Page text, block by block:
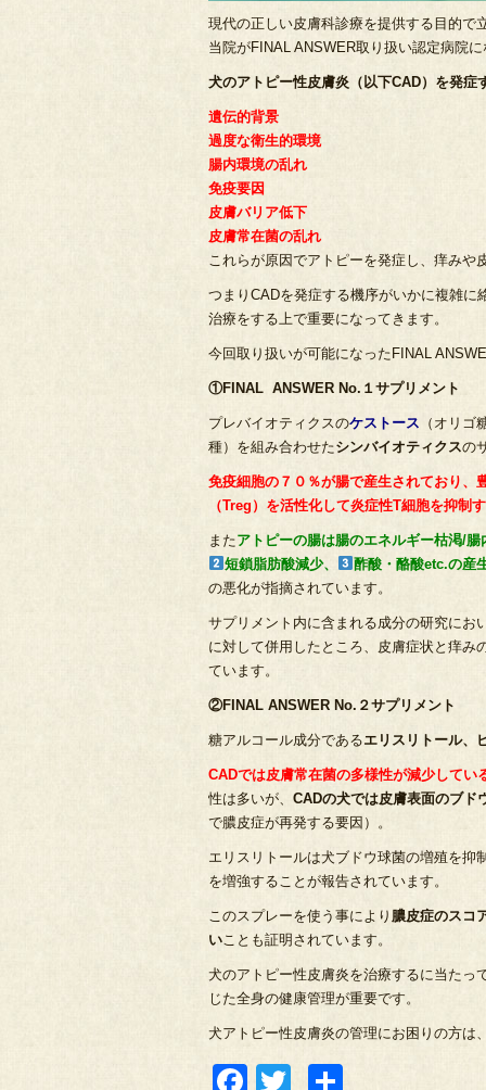
現代の正しい皮膚科診療を提供する目的で
当院がFINAL ANSWER取り扱い認定病院
犬のアトピー性皮膚炎（以下CAD）を発症
遺伝的背景
過度な衛生的環境
腸内環境の乱れ
免疫要因
皮膚バリア低下
皮膚常在菌の乱れ
これらが原因でアトピーを発症し、痒みや
つまりCADを発症する機序がいかに複雑
治療をする上で重要になってきます。
今回取り扱いが可能になったFINAL
①FINAL ANSWER No.１サプリメント
プレバイオティクスのケストース （オリ
種）を組み合わせたシンバイオティクスの
免疫細胞の７０％が腸で産生されており、
（Treg）を活性化して炎症性T細胞を抑制
またアトピーの腸は腸のエネルギー枯渇/
短鎖脂肪酸減少、
酢酸・酪酸etc.の産
の悪化が指摘されています。
サプリメント内に含まれる成分の研究にお
に対して併用したところ、皮膚症状と痒み
ています。
②FINAL ANSWER No.２サプリメント
糖アルコール成分であるエリスリトール、
CADでは皮膚常在菌の多様性が減少してい
性は多いが、 CADの犬では皮膚表面のブド
で膿皮症が再発する要因）。
エリスリトールは犬ブドウ球菌の増殖を抑
を増強することが報告されています。
このスプレーを使う事により 膿皮症のスコ
いことも証明されています。
犬のアトピー性皮膚炎を治療するに当たっ
じた全身の健康管理が重要です。
犬アトピー性皮膚炎の管理にお困りの方は
Facebook
Twitter